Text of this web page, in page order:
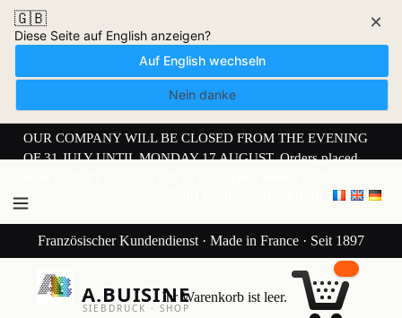
🇬🇧
Diese Seite auf English anzeigen?
Auf English wechseln
Nein danke
×
OUR COMPANY WILL BE CLOSED FROM THE EVENING
OF 31 JULY UNTIL MONDAY 17 AUGUST. Orders placed
Französischer Kundendienst · Made in France · Seit 1897
A.BUISINE
SIEBDRUCK · SHOP
Ihr Warenkorb ist leer.